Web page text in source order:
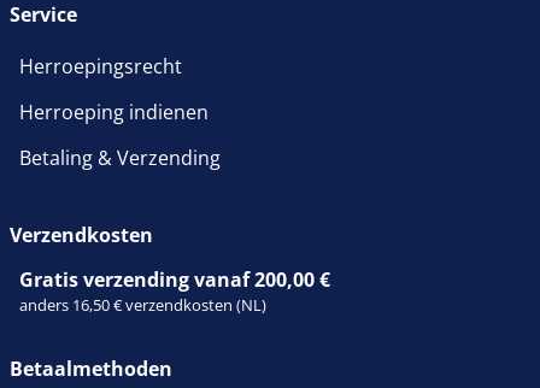
Service
Herroepingsrecht
Herroeping indienen
Betaling & Verzending
Verzendkosten
Gratis verzending vanaf 200,00 €
anders 16,50 € verzendkosten (NL)
Betaalmethoden